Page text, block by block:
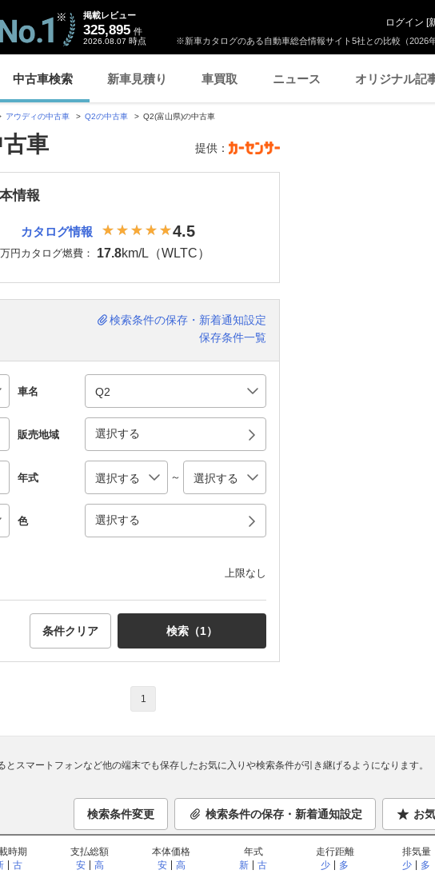
※新車カタログのある自動車総合情報サイト5社との比較（2026
掲載レビュー
325,895 件
2026.08.07 時点
ログイン [
中古車検索 新車見積り 車買取 ニュース オリジナル記
アウディの中古車 Q2の中古車 Q2(富山県)の中古車
車 提供：
情報
万円
カタログ情報 4.5
カタログ燃費： 17.8km/L（WLTC）
検索条件の保存・新着通知設定
保存条件一覧
車名
販売地域 選択する
年式 ～
色 選択する
上限なし
条件クリア 検索（1）
1
とスマートフォンなど他の端末でも保存したお気に入りや検索条件が引き継げるようになります。
検索条件変更 検索条件の保存・新着通知設定 お
時期
古
支払総額
安
高
本体価格
安
高
年式
新
古
走行距離
少
多
排気量
少
多